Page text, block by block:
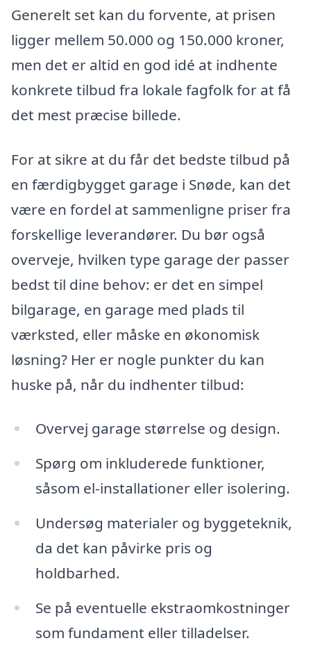
Generelt set kan du forvente, at prisen
ligger mellem 50.000 og 150.000 kroner,
men det er altid en god idé at indhente
konkrete tilbud fra lokale fagfolk for at få
det mest præcise billede.
For at sikre at du får det bedste tilbud på
en færdigbygget garage i Snøde, kan det
være en fordel at sammenligne priser fra
forskellige leverandører. Du bør også
overveje, hvilken type garage der passer
bedst til dine behov: er det en simpel
bilgarage, en garage med plads til
værksted, eller måske en økonomisk
løsning? Her er nogle punkter du kan
huske på, når du indhenter tilbud:
Overvej garage størrelse og design.
Spørg om inkluderede funktioner,
såsom el-installationer eller isolering.
Undersøg materialer og byggeteknik,
da det kan påvirke pris og
holdbarhed.
Se på eventuelle ekstraomkostninger
som fundament eller tilladelser.